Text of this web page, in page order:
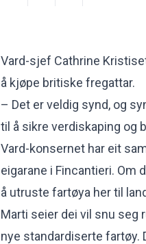
Vard-sjef Cathrine
å kjøpe britiske fregattar.
– Det er veldig synd, og
til å sikre verdiskaping og
Vard-konsernet har eit
eigarane i Fincantieri. Om
å utruste fartøya her til
Marti seier dei vil snu seg
nye standardiserte fartøy.